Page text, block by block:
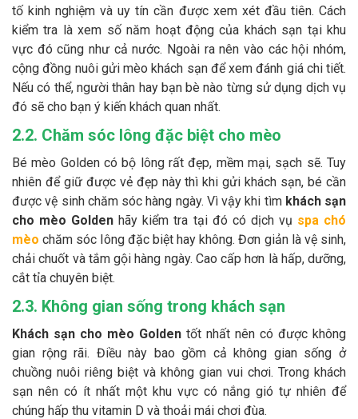
tố kinh nghiệm và uy tín cần được xem xét đầu tiên. Cách
kiểm tra là xem số năm hoạt động của khách sạn tại khu
vực đó cũng như cả nước. Ngoài ra nên vào các hội nhóm,
cộng đồng nuôi gửi mèo khách sạn để xem đánh giá chi tiết.
Nếu có thể, người thân hay bạn bè nào từng sử dụng dịch vụ
đó sẽ cho bạn ý kiến khách quan nhất.
2.2. Chăm sóc lông đặc biệt cho mèo
Bé mèo Golden có bộ lông rất đẹp, mềm mại, sạch sẽ. Tuy
nhiên để giữ được vẻ đẹp này thì khi gửi khách sạn, bé cần
được vệ sinh chăm sóc hàng ngày. Vì vậy khi tìmkhách sạn
cho mèo Golden hãy kiểm tra tại đó có dịch vụ spa chó
mèo chăm sóc lông đặc biệt hay không. Đơn giản là vệ sinh,
chải chuốt và tắm gội hàng ngày. Cao cấp hơn là hấp, dưỡng,
cắt tỉa chuyên biệt.
2.3. Không gian sống trong khách sạn
Khách sạn cho mèo Golden tốt nhất nên có được không
gian rộng rãi. Điều này bao gồm cả không gian sống ở
chuồng nuôi riêng biệt và không gian vui chơi. Trong khách
sạn nên có ít nhất một khu vực có nắng gió tự nhiên để
chúng hấp thu vitamin D và thoải mái chơi đùa.